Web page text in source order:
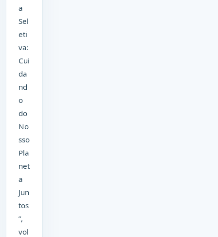
a
Sel
eti
va:
Cui
da
nd
o
do
No
sso
Pla
net
a
Jun
tos
”,
vol